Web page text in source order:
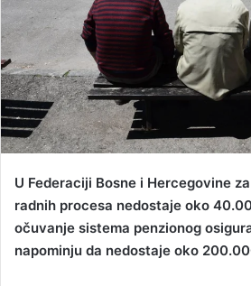
m
a
l
U Federaciji Bosne i Hercegovine
radnih procesa nedostaje oko
očuvanje sistema penzionog
napominju da nedostaje oko